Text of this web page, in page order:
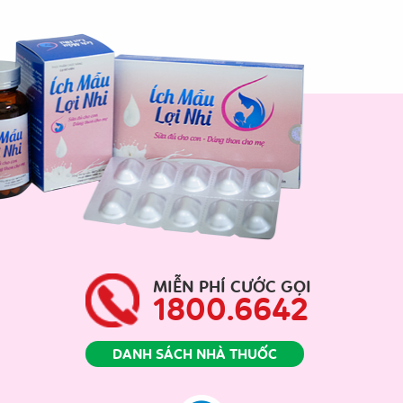
MIỄN PHÍ CƯỚC GỌI
1800.6642
DANH SÁCH NHÀ THUỐC